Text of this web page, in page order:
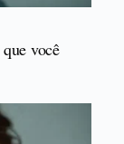
você